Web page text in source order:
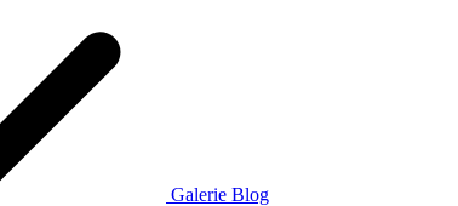
Galerie Blog